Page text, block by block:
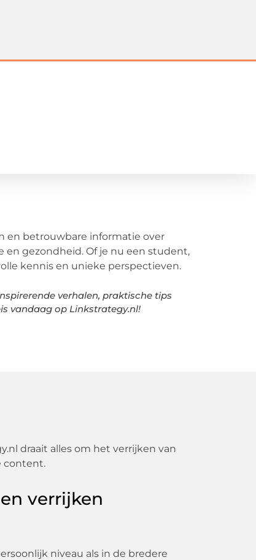
en betrouwbare informatie over
en gezondheid. Of je nu een student,
kennis en unieke perspectieven.
verhalen, praktische tips
vandaag op Linkstrategy.nl!
draait alles om het verrijken van
content.
verrijken
niveau als in de bredere